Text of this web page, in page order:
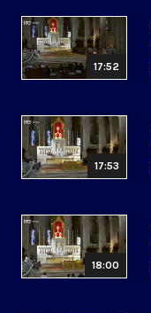
17:52
17:53
18:00